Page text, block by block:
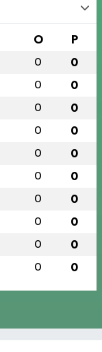
O P
0 0
0 0
0 0
0 0
0 0
0 0
0 0
0 0
0 0
0 0